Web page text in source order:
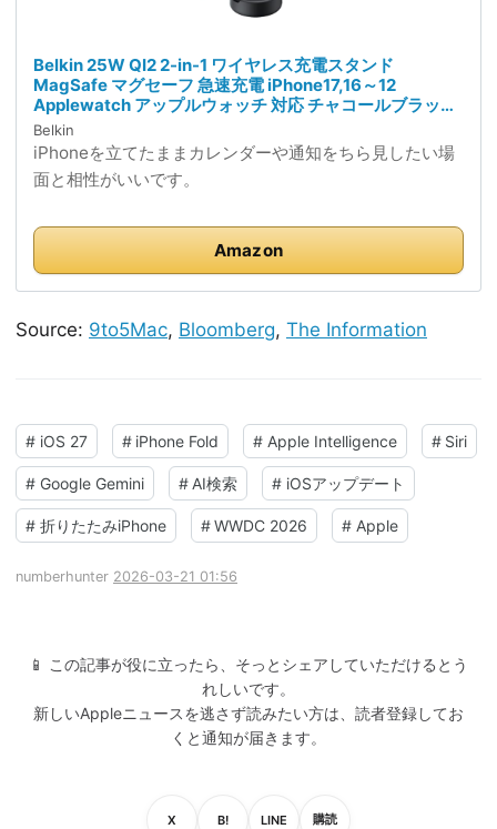
Belkin 25W QI2 2-in-1 ワイヤレス充電スタンド
MagSafe マグセーフ 急速充電 iPhone17,16～12
Applewatch アップルウォッチ 対応 チャコールブラック
WIZ043dqCH
Belkin
iPhoneを立てたままカレンダーや通知をちら見したい場
面と相性がいいです。
Amazon
Source: 9to5Mac, Bloomberg, The Information
# iOS 27 # iPhone Fold # Apple Intelligence # Siri
# Google Gemini # AI検索 # iOSアップデート
# 折りたたみiPhone # WWDC 2026 # Apple
numberhunter 2026-03-21 01:56
📱 この記事が役に立ったら、そっとシェアしていただけるとう
れしいです。
新しいAppleニュースを逃さず読みたい方は、読者登録してお
くと通知が届きます。
X B! LINE 購読